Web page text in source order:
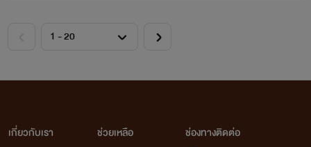
เกี่ยวกับเรา
ช่วยเหลือ
ช่องทางติดต่อ